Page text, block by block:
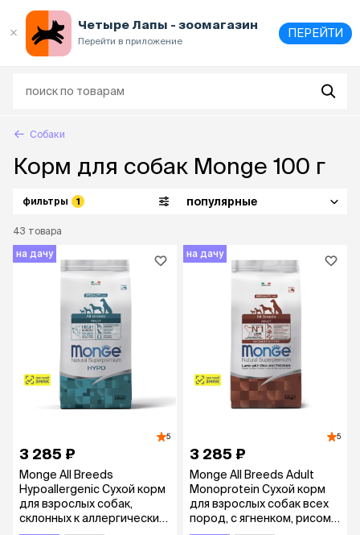
Четыре Лапы - зоомагазин
Перейти в приложение
ПЕРЕЙТИ
Собаки
Корм для собак Monge 100 г
43 товара
фильтры 1 популярные
на дачу
5
3 285 ₽
Monge All Breeds
Hypoallergenic Сухой корм
для взрослых собак,
склонных к аллергическим
на дачу
5
3 285 ₽
Monge All Breeds Adult
Monoprotein Сухой корм
для взрослых собак всех
пород, с ягненком, рисом и